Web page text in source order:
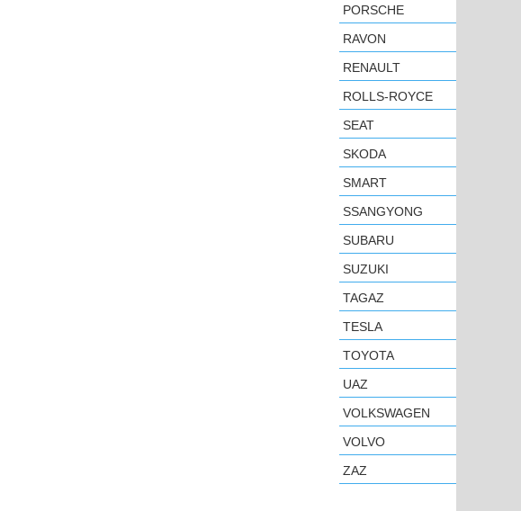
PORSCHE
RAVON
RENAULT
ROLLS-ROYCE
SEAT
SKODA
SMART
SSANGYONG
SUBARU
SUZUKI
TAGAZ
TESLA
TOYOTA
UAZ
VOLKSWAGEN
VOLVO
ZAZ